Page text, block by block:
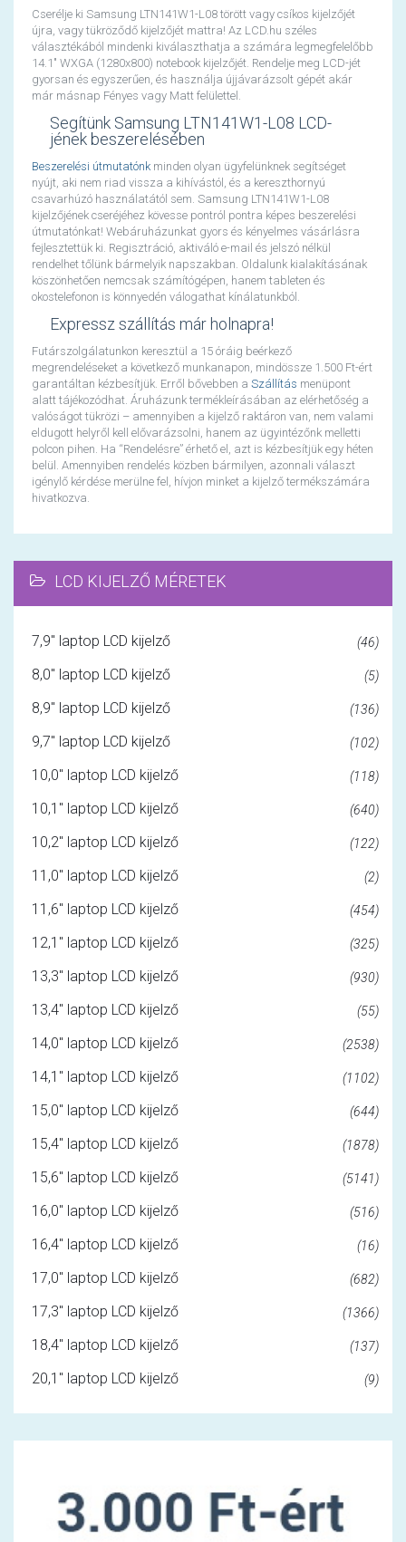
Cserélje ki Samsung LTN141W1-L08 törött vagy csíkos kijelzőjét
újra, vagy tükröződő kijelzőjét mattra! Az LCD.hu széles
választékából mindenki kiválaszthatja a számára legmegfelelőbb
14.1" WXGA (1280x800) notebook kijelzőjét. Rendelje meg LCD-jét
gyorsan és egyszerűen, és használja újjávarázsolt gépét akár
már másnap Fényes vagy Matt felülettel.
Segítünk Samsung LTN141W1-L08 LCD-
jének beszerelésében
Beszerelési útmutatónkminden olyan ügyfelünknek segítséget
nyújt, aki nem riad vissza a kihívástól, és a kereszthornyú
csavarhúzó használatától sem. Samsung LTN141W1-L08
kijelzőjének cseréjéhez kövesse pontról pontra képes beszerelési
útmutatónkat! Webáruházunkat gyors és kényelmes vásárlásra
fejlesztettük ki. Regisztráció, aktiváló e-mail és jelszó nélkül
rendelhet tőlünk bármelyik napszakban. Oldalunk kialakításának
köszönhetően nemcsak számítógépen, hanem tableten és
okostelefonon is könnyedén válogathat kínálatunkból.
Expressz szállítás már holnapra!
Futárszolgálatunkon keresztül a 15 óráig beérkező
megrendeléseket a következő munkanapon, mindössze 1.500 Ft-ért
garantáltan kézbesítjük. Erről bővebben a Szállítás menüpont
alatt tájékozódhat. Áruházunk termékleírásában az elérhetőség a
valóságot tükrözi – amennyiben a kijelző raktáron van, nem valami
eldugott helyről kell elővarázsolni, hanem az ügyintézőnk melletti
polcon pihen. Ha “Rendelésre” érhető el, azt is kézbesítjük egy héten
belül. Amennyiben rendelés közben bármilyen, azonnali választ
igénylő kérdése merülne fel, hívjon minket a kijelző termékszámára
hivatkozva.
LCD KIJELZŐ MÉRETEK
7,9" laptop LCD kijelző (46)
8,0" laptop LCD kijelző (5)
8,9" laptop LCD kijelző (136)
9,7" laptop LCD kijelző (102)
10,0" laptop LCD kijelző (118)
10,1" laptop LCD kijelző (640)
10,2" laptop LCD kijelző (122)
11,0" laptop LCD kijelző (2)
11,6" laptop LCD kijelző (454)
12,1" laptop LCD kijelző (325)
13,3" laptop LCD kijelző (930)
13,4" laptop LCD kijelző (55)
14,0" laptop LCD kijelző (2538)
14,1" laptop LCD kijelző (1102)
15,0" laptop LCD kijelző (644)
15,4" laptop LCD kijelző (1878)
15,6" laptop LCD kijelző (5141)
16,0" laptop LCD kijelző (516)
16,4" laptop LCD kijelző (16)
17,0" laptop LCD kijelző (682)
17,3" laptop LCD kijelző (1366)
18,4" laptop LCD kijelző (137)
20,1" laptop LCD kijelző (9)